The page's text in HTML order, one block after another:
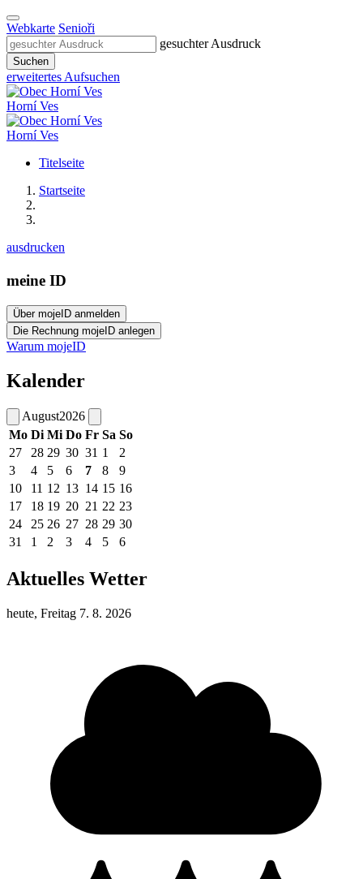
Webkarte Senioři
gesuchter Ausdruck
Suchen
erweitertes Aufsuchen
Horní Ves
Horní Ves
Titelseite
Startseite
ausdrucken
meine ID
Warum mojeID
Kalender
August2026
Mo Di Mi Do Fr Sa So
27
28 29 30 31 1
2
3
4 5 6 7 8
9
10
11 12 13 14 15 16
17
18 19 20 21 22 23
24
25 26 27 28 29 30
31
1 2 3 4 5 6
Aktuelles Wetter
heute, Freitag 7. 8. 2026